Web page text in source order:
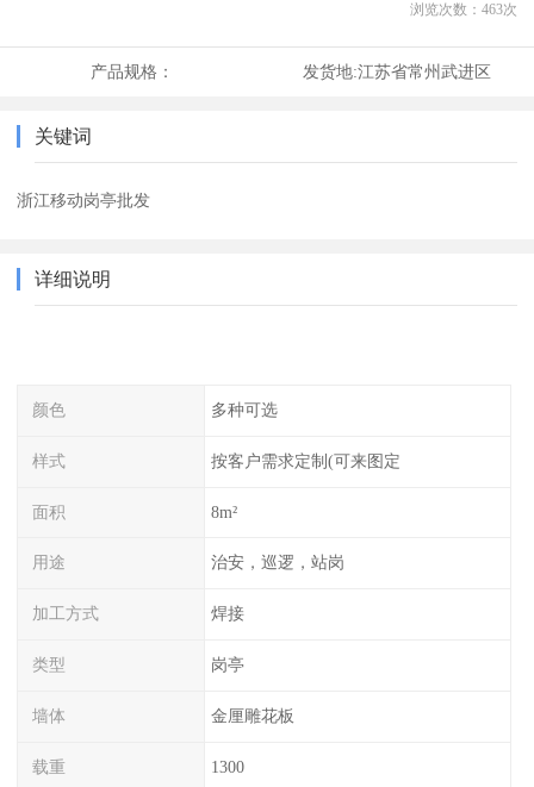
浏览次数： 463次
产品规格： 发货地:江苏省常州武进区
关键词
浙江移动岗亭批发
详细说明
颜色 多种可选
样式 按客户需求定制(可来图定
面积 8m²
用途 治安，巡逻，站岗
加工方式 焊接
类型 岗亭
墙体 金厘雕花板
载重 1300